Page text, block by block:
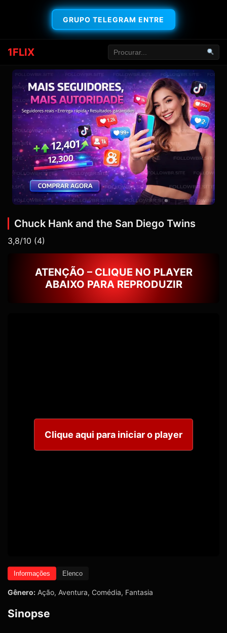
GRUPO TELEGRAM ENTRE
1FLIX
Chuck Hank and the San Diego Twins
3,8/10 (4)
ATENÇÃO – CLIQUE NO PLAYER
ABAIXO PARA REPRODUZIR
Clique aqui para iniciar o player
Informações Elenco
Gênero: Ação, Aventura, Comédia, Fantasia
Sinopse